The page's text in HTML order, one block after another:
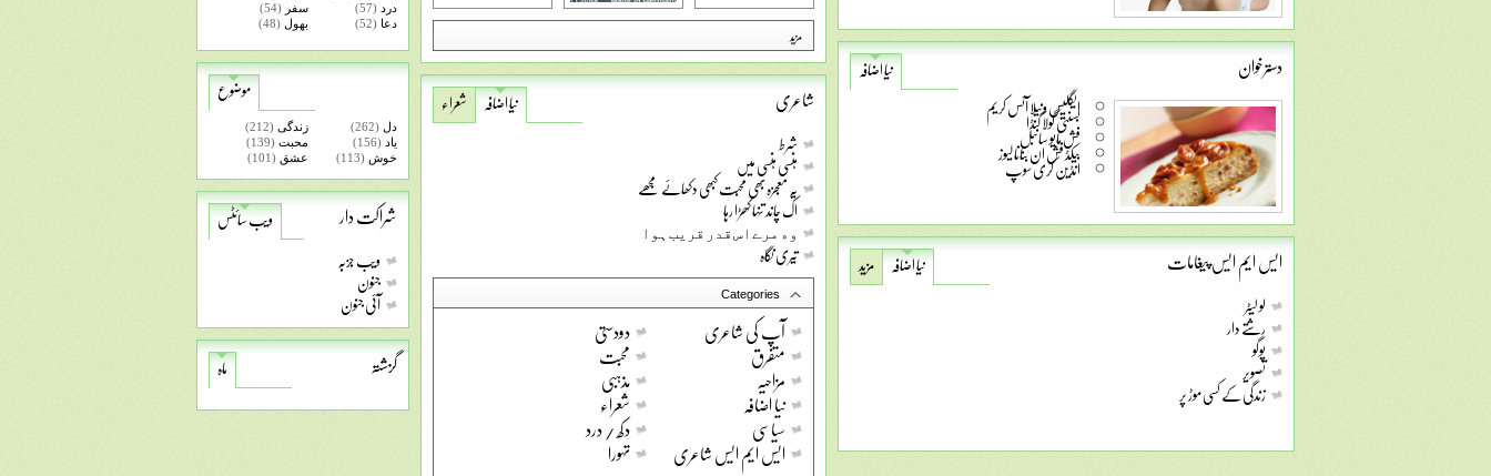
درد (57) سفر (54)
دعا (52) بھول (48)
موضوع
دل (262) زندگی (212)
یاد (156) محبت (139)
خوش (113) عشق (101)
شراکت دار
ویب سائٹس
ویب جزبہ
جنون
آئی جنون
گزشتہ ماہ
مزید
شاعری شعراء نیا اضافہ
شرط
ہنسی ہنسی میں
یہ معجزہ بھی محبت کبھی دکھائے مجھے
اک چاند تنہا کھڑا رہا
ﻭﮦ ﻣﺮﮮ ﺍﺱ ﻗﺪﺭ ﻗﺮﯾﺐ ﮨﻮﺍ
تیری نگاہ
Categories
آپ کی شاعری دودستی
متفرق محبت
مزاحیہ مذہبی
نیا اضافہ شعراء
سیاسی دکھ / درد
ایس ایم ایس شاعری
تہورا
دسترخوان
نیا اضافہ
ایگلیس ونیلا آئس کریم
بسنتی گولا گنڈا
فش مایو سانبل
بیکڈ فش ان بنانا لیوز
انڈین کری سوپ
ایس ایم ایس پیغامات مزید نیا اضافہ
لو لیٹر
رشتے دار
پوگو
تصویر
زندگی کے کسی موڑ پر